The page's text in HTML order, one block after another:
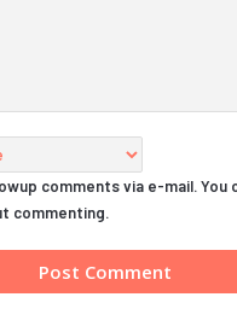
comments via e-mail. You
commenting.